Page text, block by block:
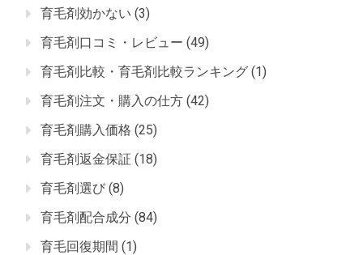
育毛剤効かない (3)
育毛剤口コミ・レビュー (49)
育毛剤比較・育毛剤比較ランキング (1)
育毛剤注文・購入の仕方 (42)
育毛剤購入価格 (25)
育毛剤返金保証 (18)
育毛剤選び (8)
育毛剤配合成分 (84)
育毛回復期間 (1)